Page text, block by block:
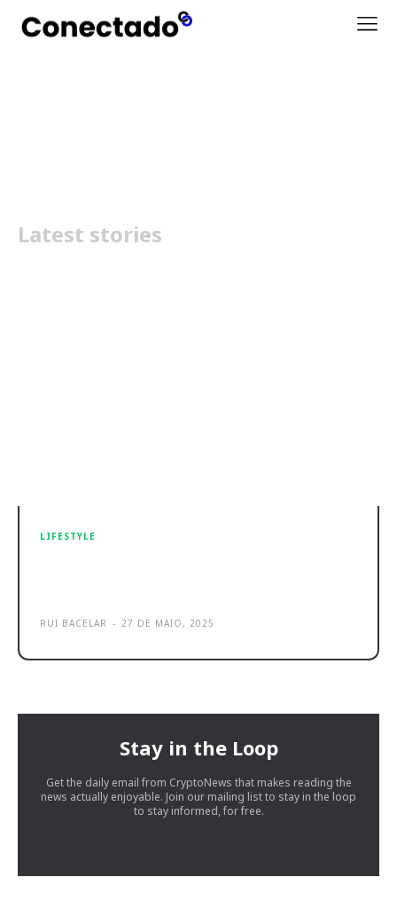
Latest stories
LIFESTYLE
RUI BACELAR - 27 DE MAIO, 2025
Stay in the Loop
Get the daily email from CryptoNews that makes reading the
news actually enjoyable. Join our mailing list to stay in the loop
to stay informed, for free.